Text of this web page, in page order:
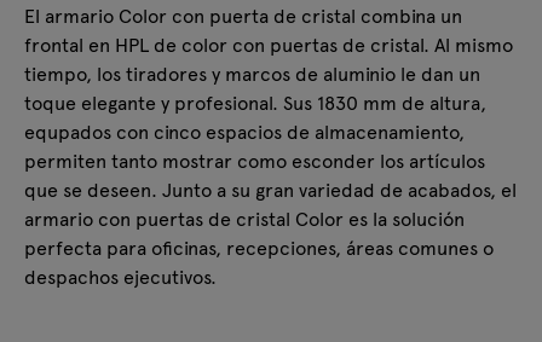
El armario Color con puerta de cristal combina un
frontal en HPL de color con puertas de cristal. Al mismo
tiempo, los tiradores y marcos de aluminio le dan un
toque elegante y profesional. Sus 1830 mm de altura,
equpados con cinco espacios de almacenamiento,
permiten tanto mostrar como esconder los artículos
que se deseen. Junto a su gran variedad de acabados, el
armario con puertas de cristal Color es la solución
perfecta para oficinas, recepciones, áreas comunes o
despachos ejecutivos.